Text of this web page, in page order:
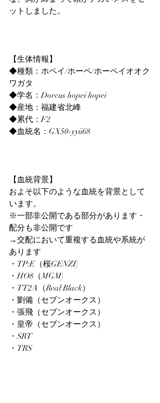
ットしました。
【生体情報】
◆種類：ホペイ/ホーペ/ホーペイオオク
ワガタ
◆学名：Dorcus hopei hopei
◆産地：福建省北峰
◆累代：F2
◆血統名：GX50-yyii68
【血統背景】
およそ以下のような血統を背景として
います。
※一部非公開である部分があります・
配分も非公開です
→交配において重複する血統や系統が
あります
・TP:E（桜GENZI)
・HO8（MGM)
・TT2A（Real Black）
・劉備（セブンオークス）
・張飛（セブンオークス）
・皇帝（セブンオークス）
・SRT
・TRS